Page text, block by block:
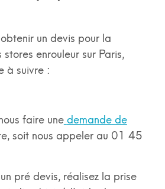
un devis pour la
enrouleur sur Paris,
à suivre :
faire une demande de
soit nous appeler au 01 45
pré devis, réalisez la prise